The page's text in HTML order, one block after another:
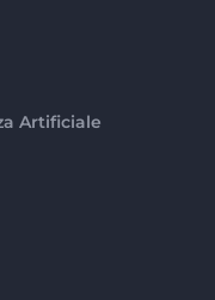
Artificiale